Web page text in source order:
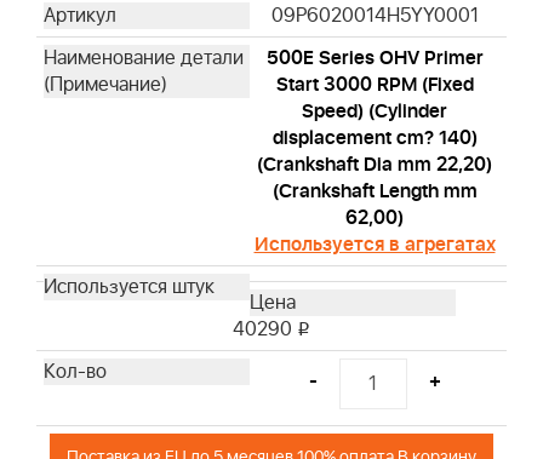
09P6020014H5YY0001
500E Series OHV Primer
Start 3000 RPM (Fixed
Speed) (Cylinder
displacement cm? 140)
(Crankshaft Dia mm 22,20)
(Crankshaft Length mm
62,00)
Используется в агрегатах
40290 i
- +